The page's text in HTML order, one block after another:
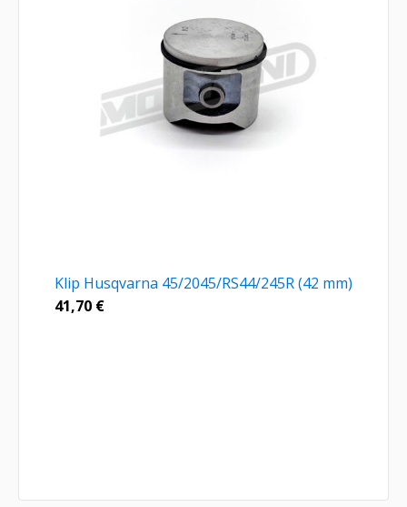
Klip Husqvarna 45/2045/RS44/245R (42 mm)
41,70 €